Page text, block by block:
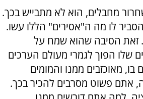
מחבלים, הוא לא מתבייש בכך.
לו מה ה"אסירים" הללו עשו.
זאת הסיבה שהוא שמח על
שלו הפוך לגמרי מעולם הערכים
מאוכזבים ממנו והמומים
אתם פשוט מסרבים להכיר בכך.